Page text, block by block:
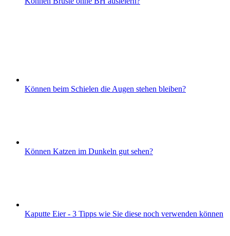
Können beim Schielen die Augen stehen bleiben?
Können Katzen im Dunkeln gut sehen?
Kaputte Eier - 3 Tipps wie Sie diese noch verwenden können